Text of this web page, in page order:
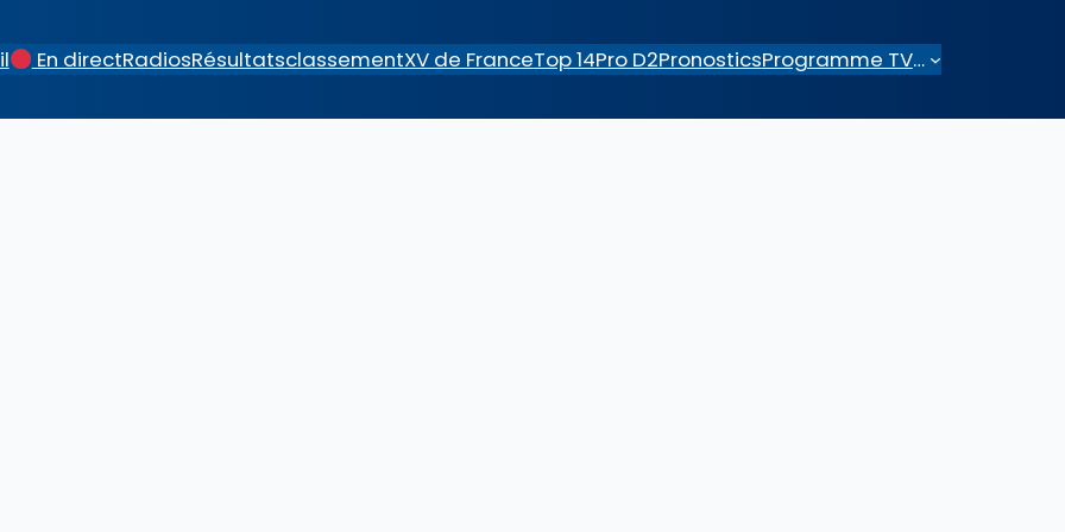
En directRadiosRésultatsclassementXV de FranceTop 14Pro D2PronosticsProgramme TV…